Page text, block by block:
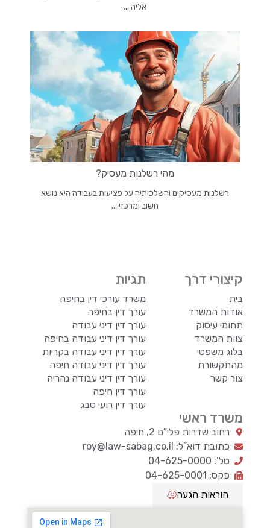
אליה ...
מהי רשלנות מעסיק?
רשלנות מעסיקים והשלכותיה על פציעות בעבודה היא נושא
חשוב ומרכזי ...
משרד ראשי
רחוב שדרות פלי”ם 2, חיפה
כתובת דוא”ל: roy@law-sabag.co.il
טל’: 04-625-0000
פקס: 04-625-0001
הוראות הגעה
קיצורי דרך
בית
אודות המשרד
תחומי עיסוק
צוות המשרד
בלוג משפטי
מהתקשורת
צור קשר
תגיות
משרד עורכי דין בחיפה
עורך דין בחיפה
עורך דין דיני עבודה
עורך דין דיני עבודה בחיפה
עורך דין דיני עבודה בקריות
עורך דין דיני עבודה חיפה
עורך דין דיני עבודה נהריה
עורך דין חיפה
עורך דין רועי סבג